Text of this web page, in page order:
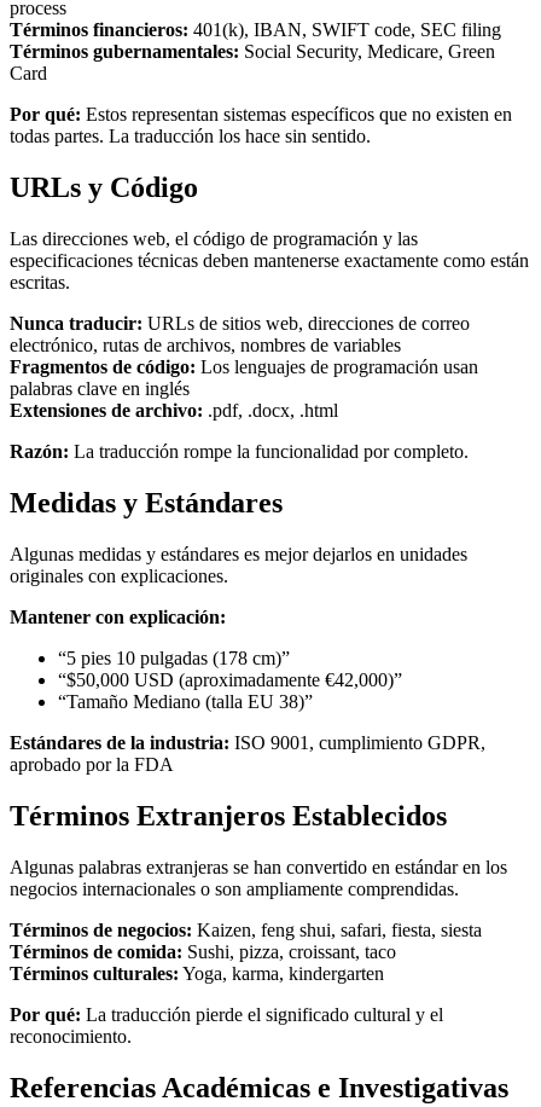
process
Términos financieros: 401(k), IBAN, SWIFT code, SEC filing
Términos gubernamentales: Social Security, Medicare, Green
Card
Por qué: Estos representan sistemas específicos que no existen en
todas partes. La traducción los hace sin sentido.
URLs y Código
Las direcciones web, el código de programación y las
especificaciones técnicas deben mantenerse exactamente como están
escritas.
Nunca traducir: URLs de sitios web, direcciones de correo
electrónico, rutas de archivos, nombres de variables
Fragmentos de código: Los lenguajes de programación usan
palabras clave en inglés
Extensiones de archivo: .pdf, .docx, .html
Razón: La traducción rompe la funcionalidad por completo.
Medidas y Estándares
Algunas medidas y estándares es mejor dejarlos en unidades
originales con explicaciones.
Mantener con explicación:
“5 pies 10 pulgadas (178 cm)”
“$50,000 USD (aproximadamente €42,000)”
“Tamaño Mediano (talla EU 38)”
Estándares de la industria: ISO 9001, cumplimiento GDPR,
aprobado por la FDA
Términos Extranjeros Establecidos
Algunas palabras extranjeras se han convertido en estándar en los
negocios internacionales o son ampliamente comprendidas.
Términos de negocios: Kaizen, feng shui, safari, fiesta, siesta
Términos de comida: Sushi, pizza, croissant, taco
Términos culturales: Yoga, karma, kindergarten
Por qué: La traducción pierde el significado cultural y el
reconocimiento.
Referencias Académicas e Investigativas